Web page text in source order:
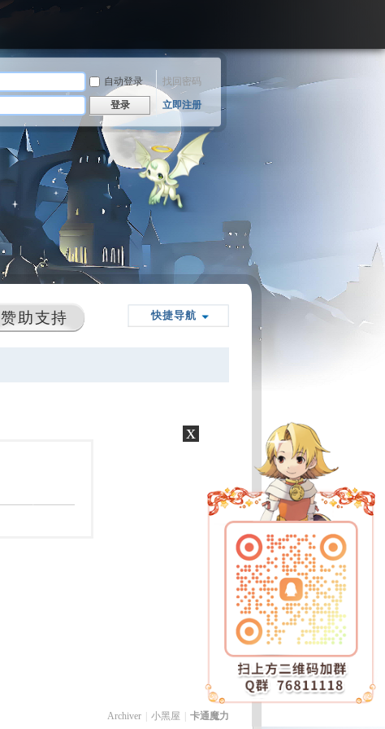
自动登录 找回密码
登录 立即注册
快捷导航
赞助支持
Archiver 小黑屋 卡通魔力
x